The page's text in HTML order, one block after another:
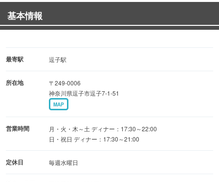
基本情報
最寄駅 逗子駅
所在地
〒249-0006
神奈川県逗子市逗子7-1-51
MAP
営業時間
月・火・木～土 ディナー：17:30～22:00
日・祝日 ディナー：17:30～21:00
定休日 毎週水曜日